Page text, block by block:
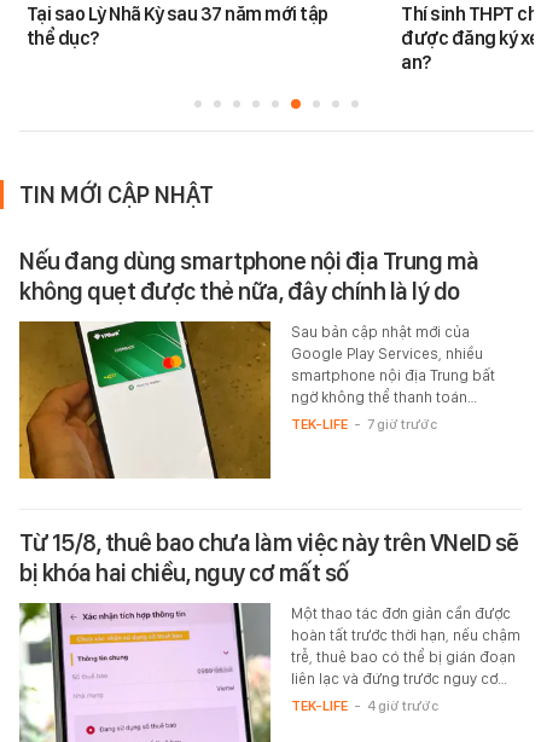
Tại sao Lỳ Nhã Kỳ sau 37 năm mới tập
thể dục?
Thí sinh THPT
được đăng ký
an?
TIN MỚI CẬP NHẬT
Nếu đang dùng smartphone nội địa Trung mà
không quẹt được thẻ nữa, đây chính là lý do
Sau bản cập nhật mới của
Google Play Services, nhiều
smartphone nội địa Trung bất
ngờ không thể thanh toán…
TEK-LIFE - 7 giờ trước
Từ 15/8, thuê bao chưa làm việc này trên VNeID sẽ
bị khóa hai chiều, nguy cơ mất số
Một thao tác đơn giản cần được
hoàn tất trước thời hạn, nếu chậm
trễ, thuê bao có thể bị gián đoạn
liên lạc và đứng trước nguy cơ…
TEK-LIFE - 4 giờ trước